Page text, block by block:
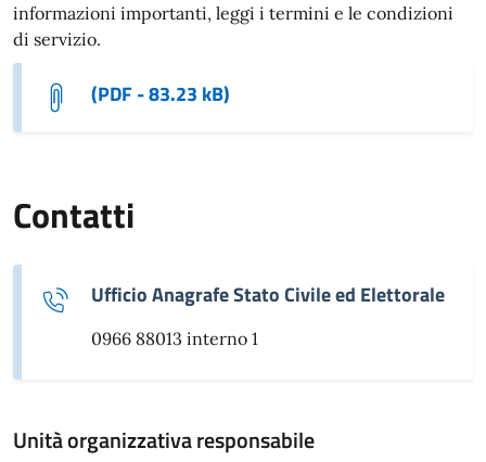
informazioni importanti, leggi i termini e le condizioni
di servizio.
(PDF - 83.23 kB)
Contatti
Ufficio Anagrafe Stato Civile ed Elettorale
0966 88013 interno 1
Unità organizzativa responsabile